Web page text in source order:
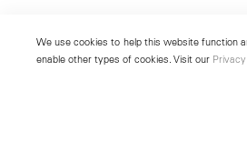
We use cookies to help this website function
enable other types of cookies. Visit our